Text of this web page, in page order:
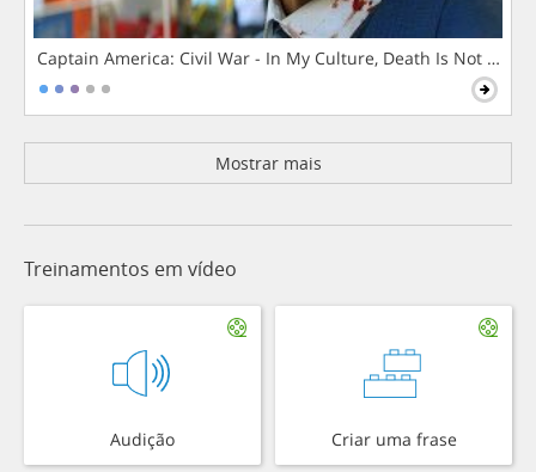
Captain America: Civil War - In My Culture, Death Is Not The
Mostrar mais
Treinamentos em vídeo
Audição Criar uma frase